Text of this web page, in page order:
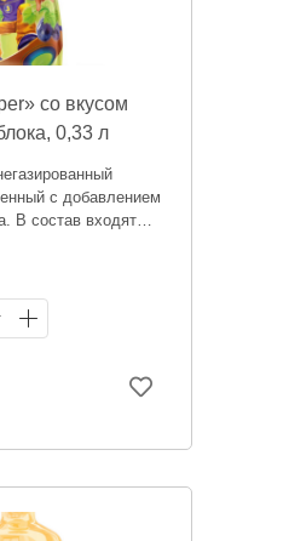
со вкусом
0,33 л
с добавлением
В состав входят
вода,
подготовку.
фруктово-ягодным
жажду и дарит
эмоций.
и не является